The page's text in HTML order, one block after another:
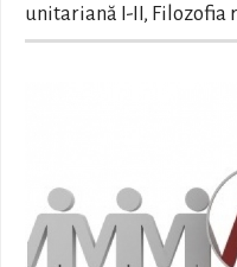
unitariană I-II, Filozofia